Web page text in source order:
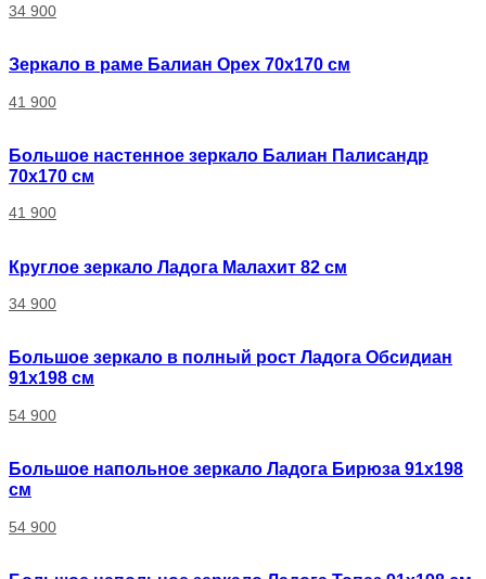
34 900
Зеркало в раме Балиан Орех 70x170 см
41 900
Большое настенное зеркало Балиан Палисандр
70x170 см
41 900
Круглое зеркало Ладога Малахит 82 см
34 900
Большое зеркало в полный рост Ладога Обсидиан
91х198 см
54 900
Большое напольное зеркало Ладога Бирюза 91х198
см
54 900